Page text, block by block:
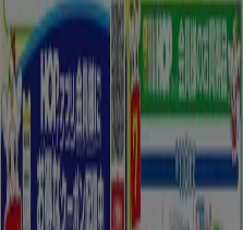
Tiendeo
España Italia United
Colombia
Argentina
Nederland
Deutschland
Australia
Türkiye Polska
Sverige
Ecuador
Danmark
Suomi 日本